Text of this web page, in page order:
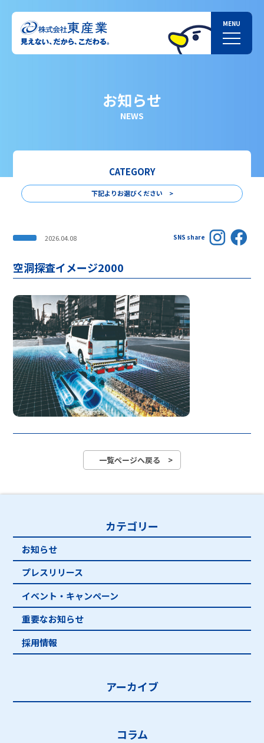
お知らせ
NEWS
CATEGORY
下記よりお選びください >
2026.04.08 SNS share
空洞探査イメージ2000
一覧ページへ戻る >
カテゴリー
お知らせ
プレスリリース
イベント・キャンペーン
重要なお知らせ
採用情報
アーカイブ
コラム